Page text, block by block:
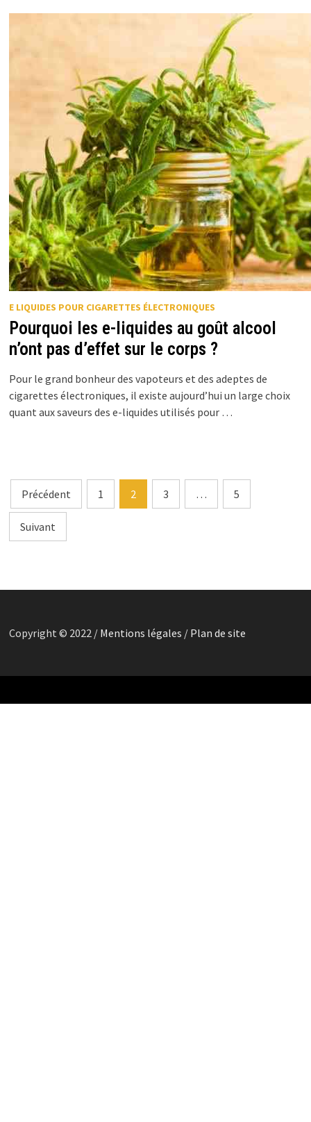
E LIQUIDES POUR CIGARETTES ÉLECTRONIQUES
Pourquoi les e-liquides au goût alcool
n’ont pas d’effet sur le corps ?
Pour le grand bonheur des vapoteurs et des adeptes de
cigarettes électroniques, il existe aujourd’hui un large choix
quant aux saveurs des e-liquides utilisés pour …
Précédent 1 2 3 … 5
Suivant
Copyright © 2022 / Mentions légales / Plan de site